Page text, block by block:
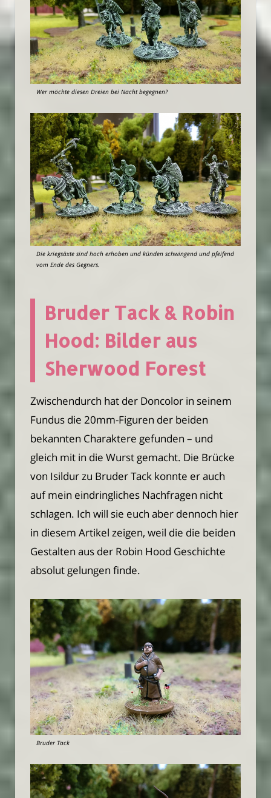
Wer möchte diesen Dreien bei Nacht begegnen?
Die kriegsäxte sind hoch erhoben und künden schwingend und pfeifend
vom Ende des Gegners.
Bruder Tack & Robin
Hood: Bilder aus
Sherwood Forest
Zwischendurch hat der Doncolor in seinem
Fundus die 20mm-Figuren der beiden
bekannten Charaktere gefunden – und
gleich mit in die Wurst gemacht. Die Brücke
von Isildur zu Bruder Tack konnte er auch
auf mein eindringliches Nachfragen nicht
schlagen. Ich will sie euch aber dennoch hier
in diesem Artikel zeigen, weil die die beiden
Gestalten aus der Robin Hood Geschichte
absolut gelungen finde.
Bruder Tack